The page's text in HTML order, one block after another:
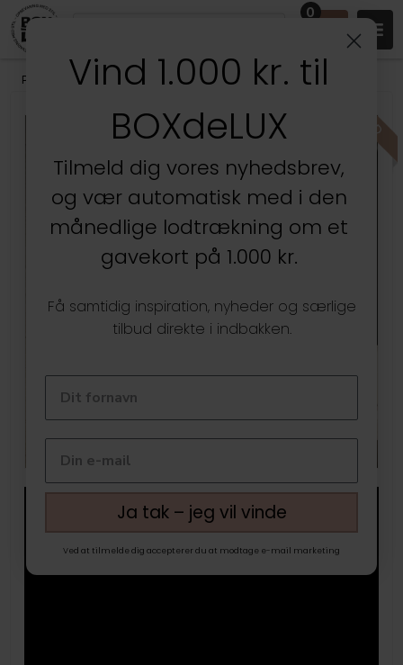
0
Produkter /Stuen Væghylder & gallerihylder
Kun hos BOXdeLUX
Vind 1.000 kr. til
BOXdeLUX
Tilmeld dig vores nyhedsbrev,
og vær automatisk med i den
månedlige lodtrækning om et
gavekort på 1.000 kr.
Få samtidig inspiration, nyheder og særlige
tilbud direkte i indbakken.
Ja tak – jeg vil vinde
Ved at tilmelde dig accepterer du at modtage e-mail marketing